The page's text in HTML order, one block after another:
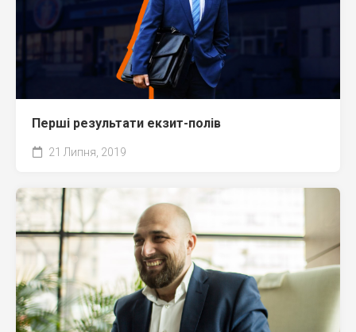
Перші результати екзит-полів
21 Липня, 2019